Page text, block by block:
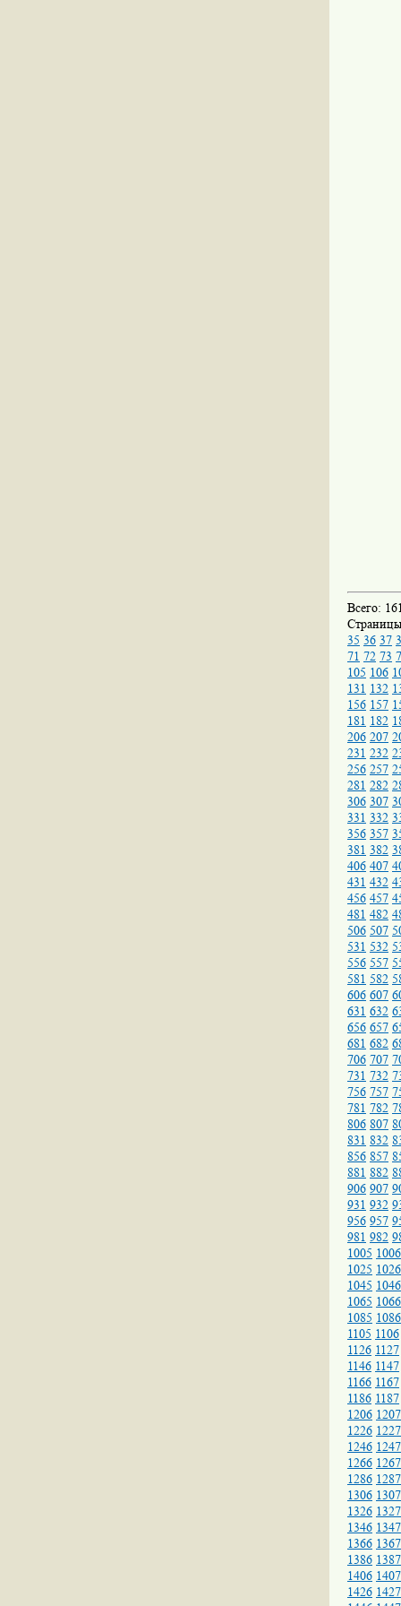
Всего:
35 36 37
71 72 73
105 106
131 132
156 157
181 182
206 207
231 232
256 257
281 282
306 307
331 332
356 357
381 382
406 407
431 432
456 457
481 482
506 507
531 532
556 557
581 582
606 607
631 632
656 657
681 682
706 707
731 732
756 757
781 782
806 807
831 832
856 857
881 882
906 907
931 932
956 957
981 982
1005 1006
1025 1026
1045 1046
1065 1066
1085 1086
1105 1106
1126 1127
1146 1147
1166 1167
1186 1187
1206 1207
1226 1227
1246 1247
1266 1267
1286 1287
1306 1307
1326 1327
1346 1347
1366 1367
1386 1387
1406 1407
1426 1427